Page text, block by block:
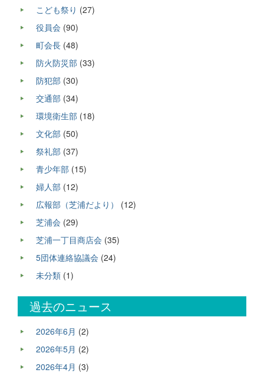
こども祭り (27)
役員会 (90)
町会長 (48)
防火防災部 (33)
防犯部 (30)
交通部 (34)
環境衛生部 (18)
文化部 (50)
祭礼部 (37)
青少年部 (15)
婦人部 (12)
広報部（芝浦だより）
(12)
芝浦会 (29)
芝浦一丁目商店会 (35)
5団体連絡協議会 (24)
未分類 (1)
過去のニュース
2026年6月 (2)
2026年5月 (2)
2026年4月 (3)